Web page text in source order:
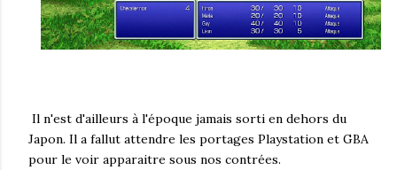
Il n'est d'ailleurs à l'époque jamais sorti en dehors du
Japon. Il a fallut attendre les portages Playstation et GBA
pour le voir apparaitre sous nos contrées.